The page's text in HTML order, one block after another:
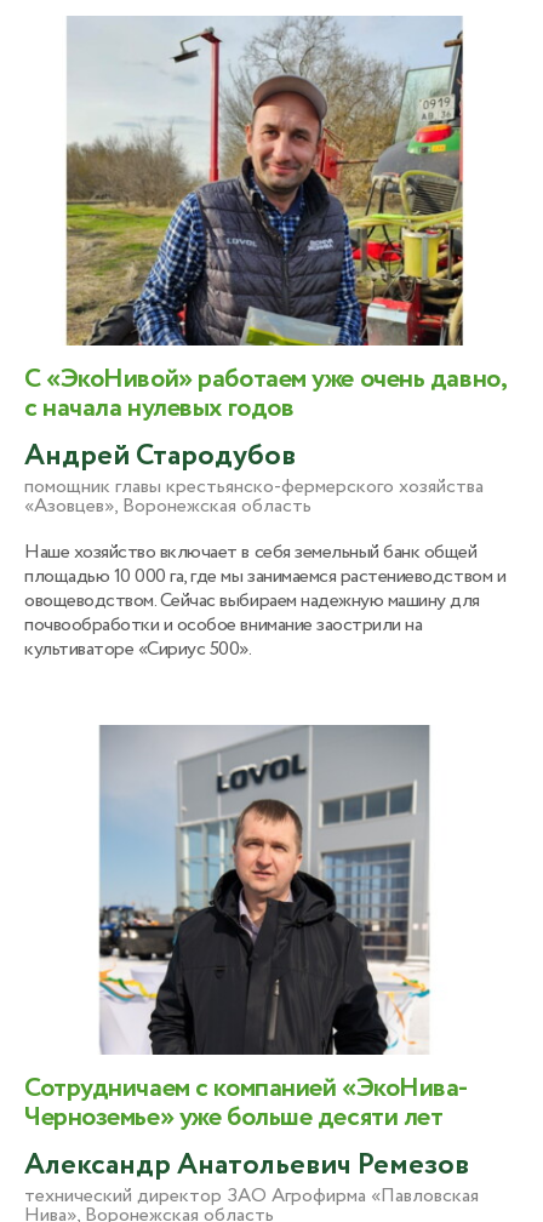
С «ЭкоНивой» работаем уже очень давно,
с начала нулевых годов
Андрей Стародубов
помощник главы крестьянско-фермерского хозяйства
«Азовцев», Воронежская область
Наше хозяйство включает в себя земельный банк общей
площадью 10 000 га, где мы занимаемся растениеводством и
овощеводством. Сейчас выбираем надежную машину для
почвообработки и особое внимание заострили на
культиваторе «Сириус 500».
Сотрудничаем c компанией «ЭкоНива-
Черноземье» уже больше десяти лет
Александр Анатольевич Ремезов
технический директор ЗАО Агрофирма «Павловская
Нива», Воронежская область